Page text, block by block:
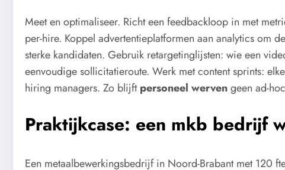
Meet en optimaliseer. Richt een feedbackloop in met
per-hire. Koppel advertentieplatformen aan analytics om
sterke kandidaten. Gebruik retargetinglijsten: wie een
eenvoudige sollicitatieroute. Werk met content sprints:
hiring managers. Zo blijftpersoneel wervengeen ad-
Praktijkcase: een mkb bedrijf
Een metaalbewerkingsbedrijf in Noord-Brabant met 120